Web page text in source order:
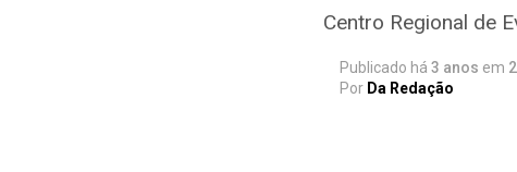
Centro Regional de
Publicado há 3 anos em
Por Da Redação